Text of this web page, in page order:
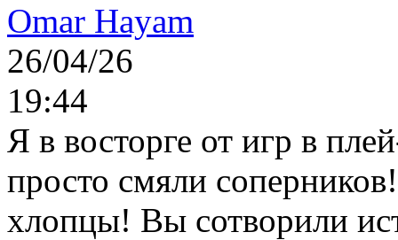
Omar Hayam
26/04/26
19:44
Я в восторге от игр в
просто смяли
хлопцы! Вы сотворили